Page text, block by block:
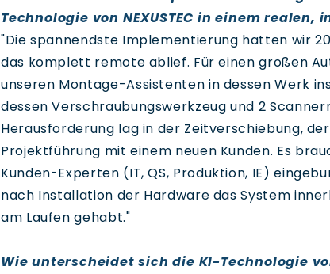
Technologie von NEXUSTEC in einem
"Die spannendste Implementierung hatten wir
das komplett remote ablief. Für einen großen
unseren Montage-Assistenten in dessen Werk
dessen Verschraubungswerkzeug und 2
Herausforderung lag in der Zeitverschiebung,
Projektführung mit einem neuen Kunden. Es
Kunden-Experten (IT, QS, Produktion, IE)
nach Installation der Hardware das System
am Laufen gehabt."
Wie unterscheidet sich die KI-Technologie